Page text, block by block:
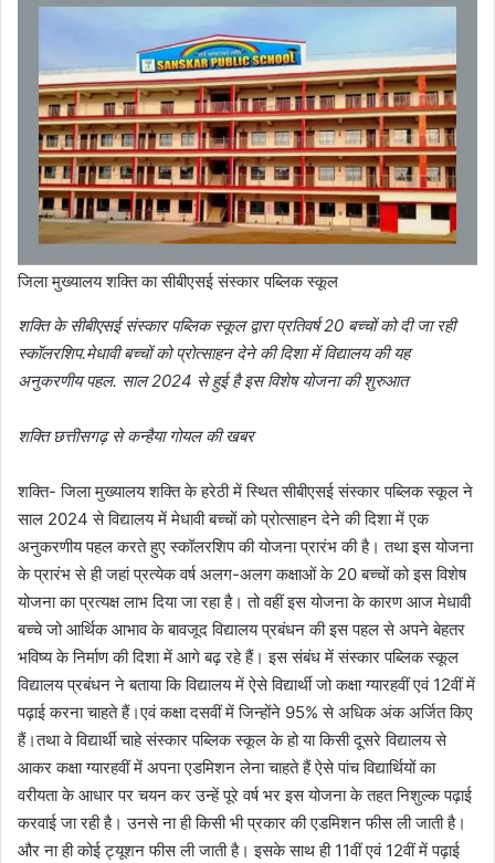
जिला मुख्यालय शक्ति का सीबीएसई संस्कार पब्लिक स्कूल
शक्ति के सीबीएसई संस्कार पब्लिक स्कूल द्वारा प्रतिवर्ष 20 बच्चों को दी जा रही
स्कॉलरशिप.मेधावी बच्चों को प्रोत्साहन देने की दिशा में विद्यालय की यह
अनुकरणीय पहल. साल 2024 से हुई है इस विशेष योजना की शुरुआत
शक्ति छत्तीसगढ़ से कन्हैया गोयल की खबर
शक्ति- जिला मुख्यालय शक्ति के हरेठी में स्थित सीबीएसई संस्कार पब्लिक स्कूल ने
साल 2024 से विद्यालय में मेधावी बच्चों को प्रोत्साहन देने की दिशा में एक
अनुकरणीय पहल करते हुए स्कॉलरशिप की योजना प्रारंभ की है। तथा इस योजना
के प्रारंभ से ही जहां प्रत्येक वर्ष अलग-अलग कक्षाओं के 20 बच्चों को इस विशेष
योजना का प्रत्यक्ष लाभ दिया जा रहा है। तो वहीं इस योजना के कारण आज मेधावी
बच्चे जो आर्थिक आभाव के बावजूद विद्यालय प्रबंधन की इस पहल से अपने बेहतर
भविष्य के निर्माण की दिशा में आगे बढ़ रहे हैं। इस संबंध में संस्कार पब्लिक स्कूल
विद्यालय प्रबंधन ने बताया कि विद्यालय में ऐसे विद्यार्थी जो कक्षा ग्यारहवीं एवं 12वीं में
पढ़ाई करना चाहते हैं।एवं कक्षा दसवीं में जिन्होंने 95% से अधिक अंक अर्जित किए
हैं।तथा वे विद्यार्थी चाहे संस्कार पब्लिक स्कूल के हो या किसी दूसरे विद्यालय से
आकर कक्षा ग्यारहवीं में अपना एडमिशन लेना चाहते हैं ऐसे पांच विद्यार्थियों का
वरीयता के आधार पर चयन कर उन्हें पूरे वर्ष भर इस योजना के तहत निशुल्क पढ़ाई
करवाई जा रही है। उनसे ना ही किसी भी प्रकार की एडमिशन फीस ली जाती है।
और ना ही कोई ट्यूशन फीस ली जाती है। इसके साथ ही 11वीं एवं 12वीं में पढ़ाई